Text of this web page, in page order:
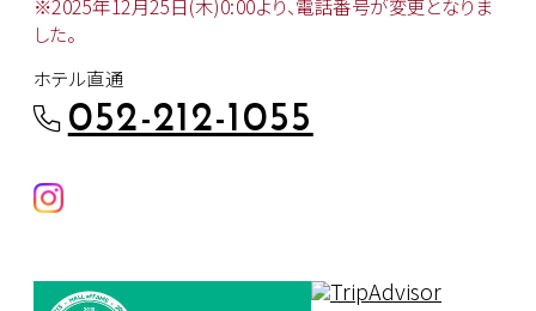
※2025年12月25日(木)0:00より、電話番号が変更となりま
した。
ホテル直通
052-212-1055